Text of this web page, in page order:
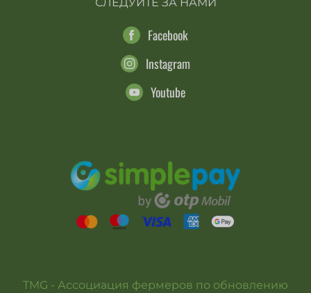
Facebook
Instagram
Youtube
TMG - Ассоциация фермеров по обновлению